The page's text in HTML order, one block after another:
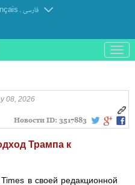
. فارسی
باز
و
کردن
08, 2026
Новости ID: 3517883
Трампа к
в своей редакционной